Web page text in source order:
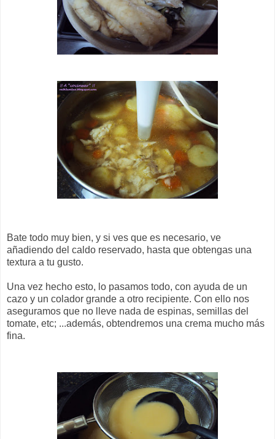
Bate todo muy bien, y si ves que es necesario, ve
añadiendo del caldo reservado, hasta que obtengas una
textura a tu gusto.
Una vez hecho esto, lo pasamos todo, con ayuda de un
cazo y un colador grande a otro recipiente. Con ello nos
aseguramos que no lleve nada de espinas, semillas del
tomate, etc; ...además, obtendremos una crema mucho más
fina.